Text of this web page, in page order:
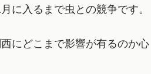
に入るまで虫との競争です。
にどこまで影響が有るのか心